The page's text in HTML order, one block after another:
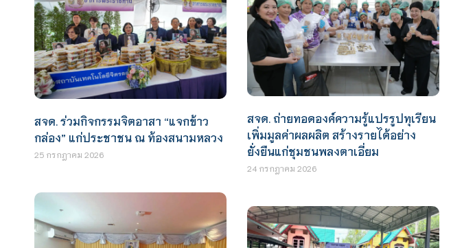
สจด. ร่วมกิจกรรมจิตอาสา “แจกข้าว
กล่อง” แก่ประชาชน ณ ท้องสนามหลวง
25 กรกฎาคม 2026
สจด. ถ่ายทอดองค์ความรู้แปรรูปทุเรียน
เพิ่มมูลค่าผลผลิต สร้างรายได้อย่าง
ยั่งยืนแก่ชุมชนพลงตาเอี่ยม
24 กรกฎาคม 2026